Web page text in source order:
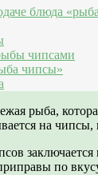
блюда
чипсами
чипсы»
рыба,
на
заключается
по